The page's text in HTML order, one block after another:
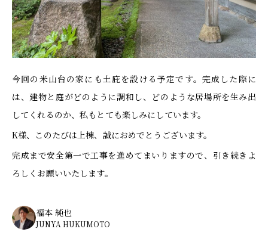
今回の米山台の家にも土庇を設ける予定です。完成した際に
は、建物と庭がどのように調和し、どのような居場所を生み出
してくれるのか、私もとても楽しみにしています。
K様、このたびは上棟、誠におめでとうございます。
完成まで安全第一で工事を進めてまいりますので、引き続きよ
ろしくお願いいたします。
福本 純也
JUNYA HUKUMOTO